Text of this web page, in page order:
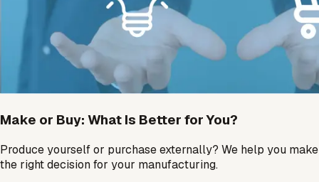
Make or Buy: What Is Better for You?
Produce yourself or purchase externally? We help you make
the right decision for your manufacturing.